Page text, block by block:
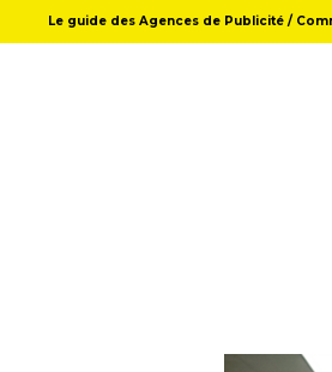
Le guide des Agences de Publicité /